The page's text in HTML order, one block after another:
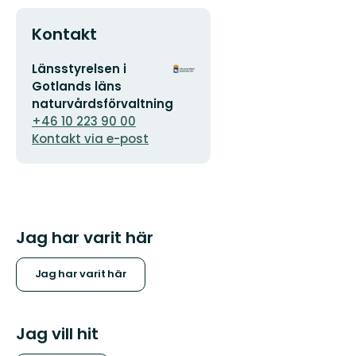
Kontakt
E-
postadress
Länsstyrelsen i
Gotlands läns
naturvårdsförvaltning
+46 10 223 90 00
Kontakt via e-post
Organisationens
Jag har varit här
Jag har varit här
Jag vill hit